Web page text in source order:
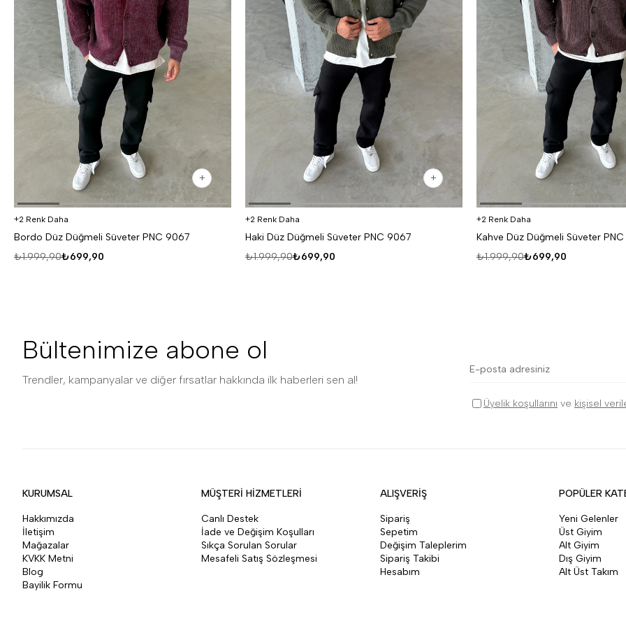
2 Renk Daha
Bordo Düz Düğmeli Süveter PNC 9067
₺699,90
₺1.999,90
2 Renk Daha
Haki Düz Düğmeli Süveter PNC 9067
₺699,90
₺1.999,90
2 Renk Daha
Kahve Düz Düğmeli Süveter
₺699,90
₺1.999,90
Bültenimize abone ol
Trendler, kampanyalar ve diğer fırsatlar hakkında ilk haberleri sen al!
Üyelik koşullarını ve kişisel
KURUMSAL
Hakkımızda
İletişim
Mağazalar
KVKK Metni
Blog
Bayilik Formu
MÜŞTERİ HİZMETLERİ
Canlı Destek
İade ve Değişim Koşulları
Sıkça Sorulan Sorular
Mesafeli Satış Sözleşmesi
ALIŞVERİŞ
Sipariş
Sepetim
Değişim Taleplerim
Sipariş Takibi
Hesabım
POPÜLER
Yeni Gelenler
Üst Giyim
Alt Giyim
Dış Giyim
Alt Üst Takım